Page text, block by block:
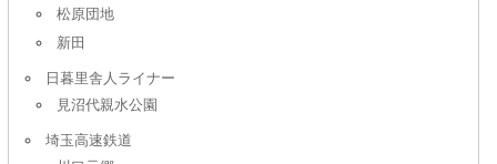
松原団地
新田
日暮里舎人ライナー
見沼代親水公園
埼玉高速鉄道